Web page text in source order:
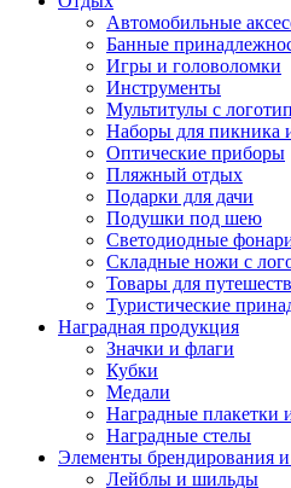
Автомобильные
Банные
Игры и головоломки
Инструменты
Мультитулы с
Наборы для пикника
Оптические приборы
Пляжный отдых
Подарки для дачи
Подушки под шею
Светодиодные
Складные ножи с
Товары для
Туристические
Наградная продукция
Значки и флаги
Кубки
Медали
Наградные плакетки
Наградные стелы
Элементы брендирования
Лейблы и шильды